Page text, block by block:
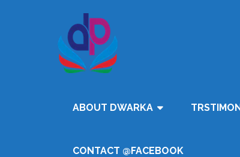
ABOUT DWARKA
CONTACT @FACEBOOK